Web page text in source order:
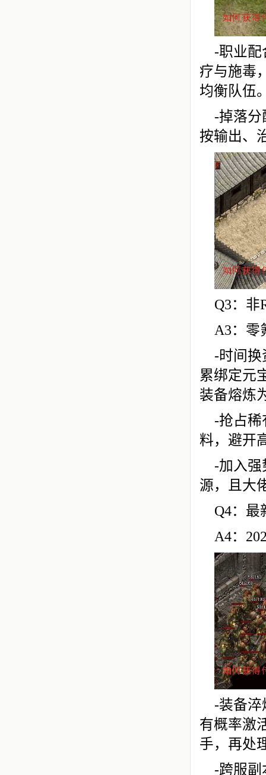
-职业配
疗与施毒
均衡队伍
-掉落分
按输出、
Q3：非
A3：零
-时间换
累绑定元
装备熔炼
-抢占稀
料，避开
-加入强
源，且大
Q4：最
A4：
-装备淬
有概率激
手，再处
-跨服副